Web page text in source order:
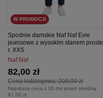
W PROMOCJI
Spodnie damskie Naf Naf Evie
jeansowe z wysokim stanem proste
r. XXS
Naf Naf
Cena katalogowa:209,00 zł
82,00 zł
Najniższa cena z 30 dni przed obniżką:
97,00 zł